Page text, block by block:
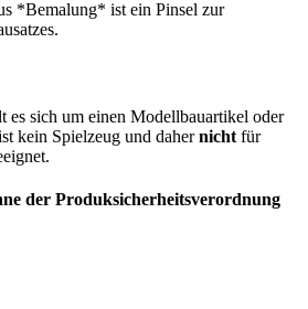
*Bemalung* ist ein Pinsel zur
es sich um einen Modellbauartikel oder
kein Spielzeug und dahernicht für
der Produksicherheitsverordnung